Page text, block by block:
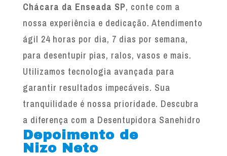
Chácara da Enseada SP, conte com a
nossa experiência e dedicação. Atendimento
ágil 24 horas por dia, 7 dias por semana,
para desentupir pias, ralos, vasos e mais.
Utilizamos tecnologia avançada para
garantir resultados impecáveis. Sua
tranquilidade é nossa prioridade. Descubra
a diferença com a Desentupidora Sanehidro
Depoimento de
Nizo Neto